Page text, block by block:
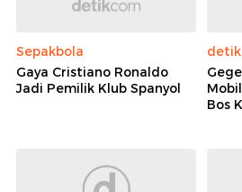
Sepakbola
Gaya Cristiano Ronaldo
Jadi Pemilik Klub Spanyol
Bos